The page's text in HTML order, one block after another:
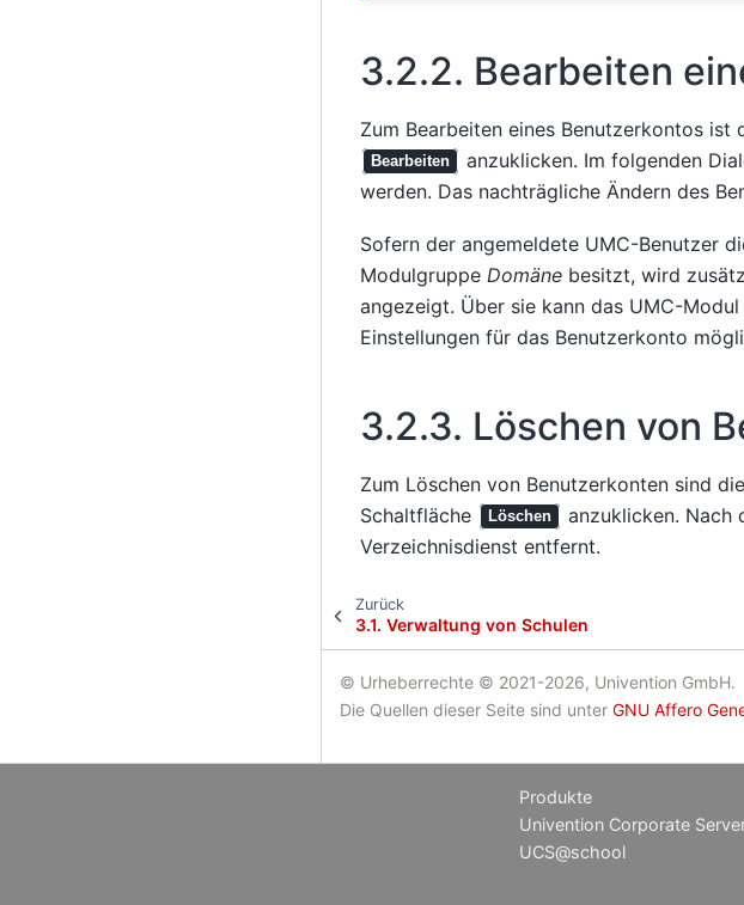
3.2.2. Bearbeiten
Zum Bearbeiten eines Benutzerkontos ist
Bearbeiten
anzuklicken. Im folgenden
werden. Das nachträgliche Ändern des
Sofern der angemeldete UMC-Benutzer
Modulgruppe Domänebesitzt, wird
angezeigt. Über sie kann das UMC-Modul
Einstellungen für das Benutzerkonto
3.2.3. Löschen von
Zum Löschen von Benutzerkonten sind
Schaltfläche
Löschen
anzuklicken. Nach
Verzeichnisdienst entfernt.
Zurück
3.1.Verwaltung von Schulen
© Urheberrechte © 2021-2026, Univention GmbH.
Die Quellen dieser Seite sind unter GNU Affero
Produkte
Univention Corporate
UCS@school